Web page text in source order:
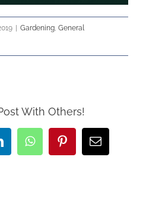
Gardening, General
With Others!
WhatsAppPinterest
E-
Mail